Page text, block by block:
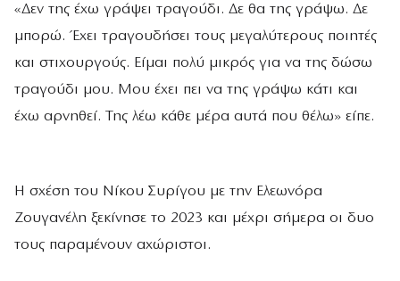
«Δεν της έχω γράψει τραγούδι. Δε θα της γράψω. Δε
μπορώ. Έχει τραγουδήσει τους μεγαλύτερους ποιητές
και στιχουργούς. Είμαι πολύ μικρός για να της δώσω
τραγούδι μου. Μου έχει πει να της γράψω κάτι και
έχω αρνηθεί. Της λέω κάθε μέρα αυτά που θέλω» είπε.
Η σχέση του Νίκου Συρίγου με την Ελεωνόρα
Ζουγανέλη ξεκίνησε το 2023 και μέχρι σήμερα οι δυο
τους παραμένουν αχώριστοι.